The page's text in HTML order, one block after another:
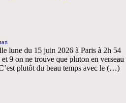
lune du 15 juin 2026 à Paris à 2h 54
9 on ne trouve que pluton en verseau
plutôt du beau temps avec le (…)